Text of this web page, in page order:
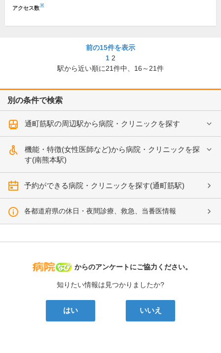
アクセス数※
前の15件を表示
1 2
駅から近い順に21件中、 16～21件
別の条件で検索
通町筋駅の周辺駅から病院・クリニックを探す
機能・特徴(女性医師など)から病院・クリニックを探
す(南熊本駅)
予約ができる病院・クリニックを探す(通町筋駅)
各都道府県の休日・夜間診療、救急、当番医情報
病院なび
からのアンケートにご協力ください。
知りたい情報は見つかりましたか?
はい いいえ